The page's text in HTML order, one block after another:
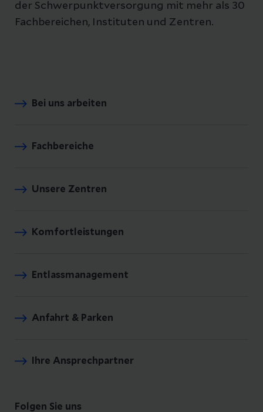
der Schwerpunktversorgung mit mehr als 30
Fachbereichen, Instituten und Zentren.
Bei uns arbeiten
Fachbereiche
Unsere Zentren
Komfortleistungen
Entlassmanagement
Anfahrt & Parken
Ihre Ansprechpartner
Folgen Sie uns